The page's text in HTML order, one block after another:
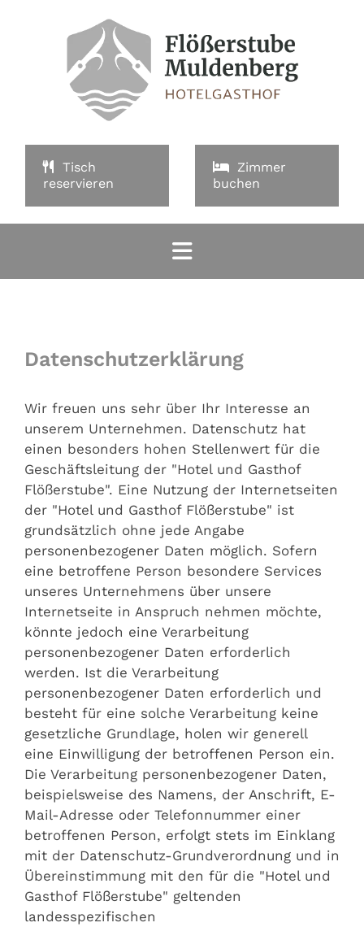
Tisch
reservieren
Zimmer
buchen
Datenschutzerklärung
Wir freuen uns sehr über Ihr Interesse an
unserem Unternehmen. Datenschutz hat
einen besonders hohen Stellenwert für die
Geschäftsleitung der "Hotel und Gasthof
Flößerstube". Eine Nutzung der Internetseiten
der "Hotel und Gasthof Flößerstube" ist
grundsätzlich ohne jede Angabe
personenbezogener Daten möglich. Sofern
eine betroffene Person besondere Services
unseres Unternehmens über unsere
Internetseite in Anspruch nehmen möchte,
könnte jedoch eine Verarbeitung
personenbezogener Daten erforderlich
werden. Ist die Verarbeitung
personenbezogener Daten erforderlich und
besteht für eine solche Verarbeitung keine
gesetzliche Grundlage, holen wir generell
eine Einwilligung der betroffenen Person ein.
Die Verarbeitung personenbezogener Daten,
beispielsweise des Namens, der Anschrift, E-
Mail-Adresse oder Telefonnummer einer
betroffenen Person, erfolgt stets im Einklang
mit der Datenschutz-Grundverordnung und in
Übereinstimmung mit den für die "Hotel und
Gasthof Flößerstube" geltenden
landesspezifischen